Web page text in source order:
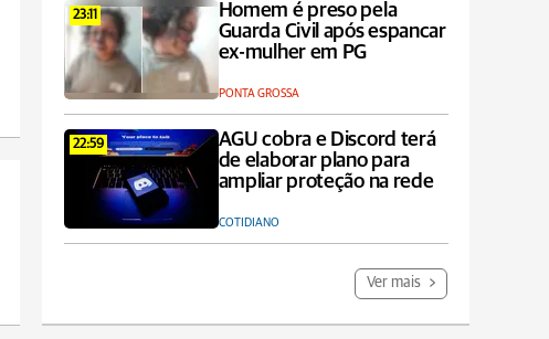
23:11
Homem é preso pela
Guarda Civil após espancar
ex-mulher em PG
PONTA GROSSA
22:59
AGU cobra e Discord terá
de elaborar plano para
ampliar proteção na rede
COTIDIANO
Ver mais